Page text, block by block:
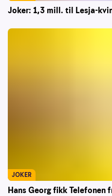
Joker: 1,3 mill. til Lesja-
Hans Georg fikk Telefonen
JOKER